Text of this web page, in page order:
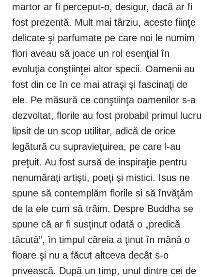
martor ar fi perceput-o, desigur, dacă ar fi
fost prezentă. Mult mai târziu, aceste fiinţe
delicate şi parfumate pe care noi le numim
flori aveau să joace un rol esenţial în
evoluţia conştiinţei altor specii. Oamenii au
fost din ce în ce mai atraşi şi fascinaţi de
ele. Pe măsură ce conştiinţa oamenilor s-a
dezvoltat, florile au fost probabil primul lucru
lipsit de un scop utilitar, adică de orice
legătură cu supravieţuirea, pe care l-au
preţuit. Au fost sursă de inspiraţie pentru
nenumăraţi artişti, poeţi şi mistici. Isus ne
spune să contemplăm florile si să învăţăm
de la ele cum să trăim. Despre Buddha se
spune că ar fi susţinut odată o „predică
tăcută”, în timpul căreia a ţinut în mână o
floare şi nu a făcut altceva decât s-o
privească. După un timp, unul dintre cei de